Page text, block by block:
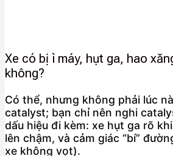
Xe có bị ì máy, hụt ga, hao
không?
Có thể, nhưng không phải lúc
catalyst; bạn chỉ nên nghi
dấu hiệu đi kèm: xe hụt ga rõ
lên chậm, và cảm giác “bí”
xe không vọt).